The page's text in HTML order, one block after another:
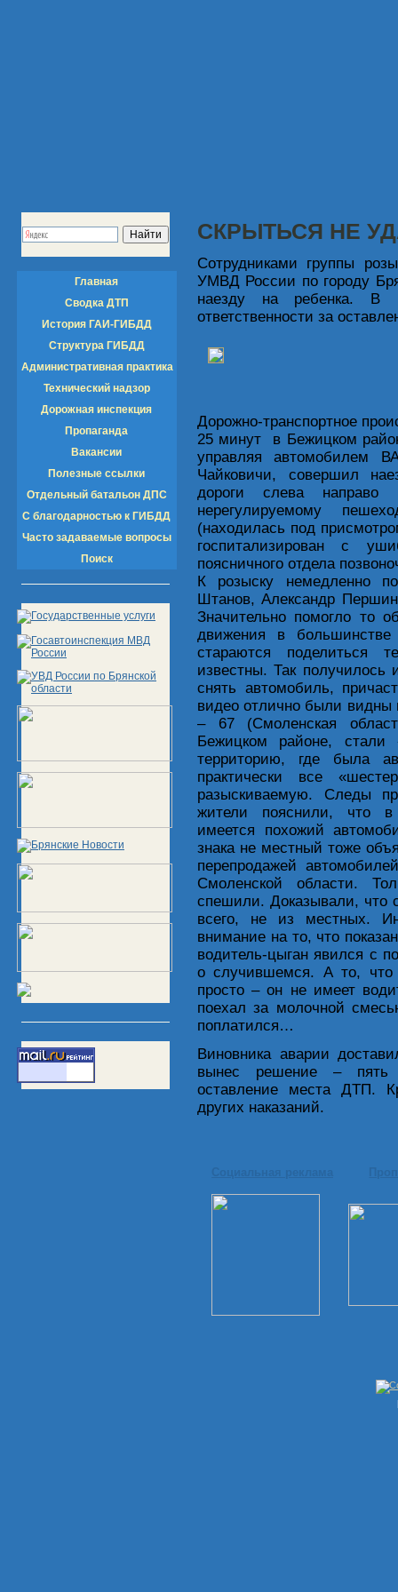
Главная
Сводка ДТП
История ГАИ-ГИБДД
Структура ГИБДД
Административная практика
Технический надзор
Дорожная инспекция
Пропаганда
Вакансии
Полезные ссылки
Отдельный батальон ДПС
С благодарностью к ГИБДД
Часто задаваемые вопросы
Поиск
СКРЫТЬСЯ НЕ
Сотрудниками группы
УМВД России по городу
наезду на ребенка. В
ответственности за
Дорожно-транспортное
25 минут в Бежицком
управляя автомобилем
Чайковичи, совершил
дороги слева
нерегулируемому
(находилась под
госпитализирован с
поясничного отдела
К розыску немедленно
Штанов, Александр
Значительно помогло то
движения в
стараются поделиться
известны. Так
снять автомобиль,
видео отлично были видны
– 67 (Смоленская
Бежицком районе, стали
территорию, где была
практически все
разыскиваемую. Следы
жители пояснили, что в
имеется похожий
знака не местный тоже
перепродажей
Смоленской области.
спешили. Доказывали, что
всего, не из местных.
внимание на то, что
водитель-цыган явился с
о случившемся. А то,
просто – он не имеет
поехал за молочной
поплатился…
Виновника аварии
вынес решение – пять
оставление места ДТП.
других наказаний.